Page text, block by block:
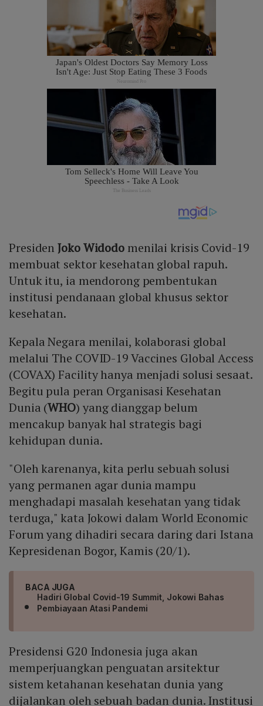
PresidenJoko Widodo menilai krisis Covid-19
membuat sektor kesehatan global rapuh.
Untuk itu, ia mendorong pembentukan
institusi pendanaan global khusus sektor
kesehatan.
Kepala Negara menilai, kolaborasi global
melalui The COVID-19 Vaccines Global Access
(COVAX) Facility hanya menjadi solusi sesaat.
Begitu pula peran Organisasi Kesehatan
Dunia (WHO) yang dianggap belum
mencakup banyak hal strategis bagi
kehidupan dunia.
"Oleh karenanya, kita perlu sebuah solusi
yang permanen agar dunia mampu
menghadapi masalah kesehatan yang tidak
terduga," kata Jokowi dalam World Economic
Forum yang dihadiri secara daring dari Istana
Kepresidenan Bogor, Kamis (20/1).
BACA JUGA
Hadiri Global Covid-19 Summit, Jokowi Bahas
Pembiayaan Atasi Pandemi
Presidensi G20 Indonesia juga akan
memperjuangkan penguatan arsitektur
sistem ketahanan kesehatan dunia yang
dijalankan oleh sebuah badan dunia. Institusi